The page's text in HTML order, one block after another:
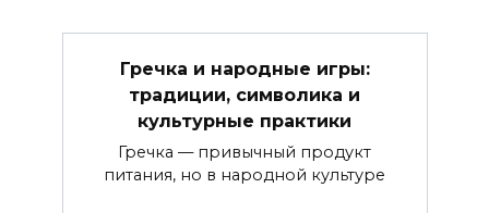
Гречка и народные игры:
традиции, символика и
культурные практики
Гречка — привычный продукт
питания, но в народной культуре